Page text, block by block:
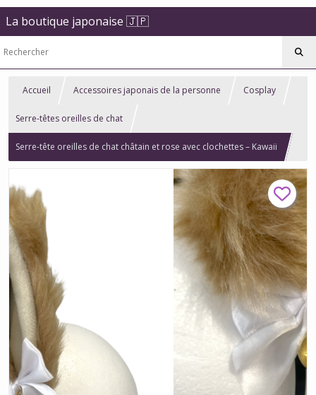
La boutique japonaise 🇯🇵
Accueil Accessoires japonais de la personne Cosplay
Serre-têtes oreilles de chat
Serre-tête oreilles de chat châtain et rose avec clochettes – Kawaii